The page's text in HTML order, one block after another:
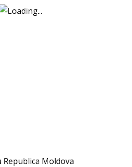
Republica Moldova